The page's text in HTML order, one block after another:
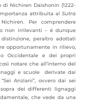
Nichiren Daishonin (1222-
attribuita alSutra
Per comprendere
non irrilevanti – è dunque
peraltro adottati
opportunamente in rilievo,
Occidentale e dei propri
notare che all’interno del
e scuole derivate dai
Anziani”, ovvero dai sei
dei differenti lignaggi
che vede da una